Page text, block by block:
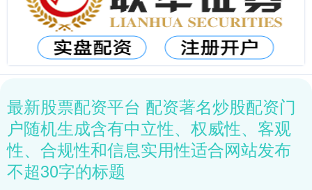
最新股票配资平台 配资著名炒股配资门
户随机生成含有中立性、权威性、客观
性、合规性和信息实用性适合网站发布
不超30字的标题